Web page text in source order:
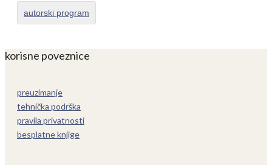
autorski program
korisne poveznice
preuzimanje
tehnička podrška
pravila privatnosti
besplatne knjige